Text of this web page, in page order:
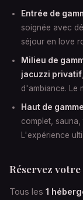
Entrée de
soignée avec
séjour en love
Milieu de
jacuzzi privatif
d'ambiance. Le
Haut de
complet,
L'expérience
Réservez
Tous les 1